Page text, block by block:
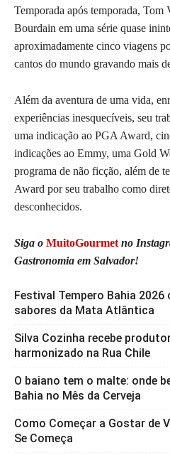
Temporada após temporada,
Bourdain em uma série quase
aproximadamente cinco viagens
cantos do mundo gravando mais
Além da aventura de uma vida,
experiências inesquecíveis, seu
uma indicação ao PGA Award,
indicações ao Emmy, uma Gold
programa de não ficção, além de
Award por seu trabalho como
desconhecidos.
Siga o MuitoGourmetno
Gastronomia em Salvador!
Festival Tempero Bahia
sabores da Mata Atlântica
Silva Cozinha recebe
harmonizado na Rua Chile
O baiano tem o malte: onde
Bahia no Mês da Cerveja
Como Começar a Gostar de
Se Começa